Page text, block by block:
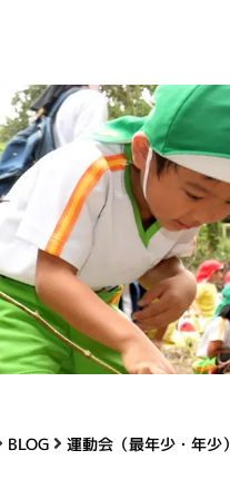
BLOG 運動会（最年少・年少）